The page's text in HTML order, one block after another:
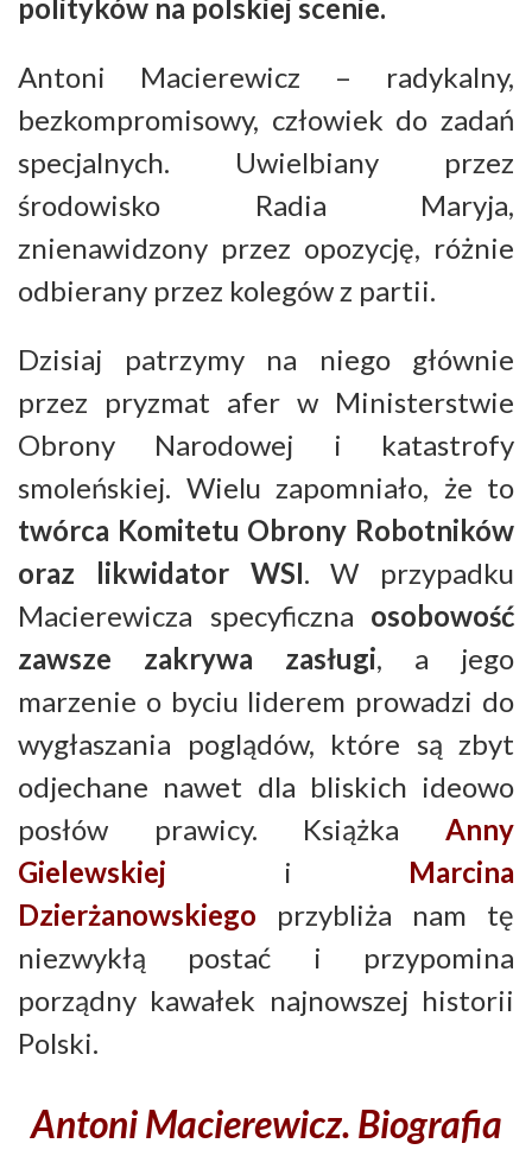
polityków na polskiej scenie.
Antoni Macierewicz – radykalny,
bezkompromisowy, człowiek do zadań
specjalnych. Uwielbiany przez
środowisko Radia Maryja,
znienawidzony przez opozycję, różnie
odbierany przez kolegów z partii.
Dzisiaj patrzymy na niego głównie
przez pryzmat afer w Ministerstwie
Obrony Narodowej i katastrofy
smoleńskiej. Wielu zapomniało, że to
twórca Komitetu Obrony Robotników
oraz likwidator WSI. W przypadku
Macierewicza specyficzna osobowość
zawsze zakrywa zasługi, a jego
marzenie o byciu liderem prowadzi do
wygłaszania poglądów, które są zbyt
odjechane nawet dla bliskich ideowo
posłów prawicy. Książka Anny
Gielewskiej i Marcina
Dzierżanowskiego przybliża nam tę
niezwykłą postać i przypomina
porządny kawałek najnowszej historii
Polski.
Antoni Macierewicz. Biografia